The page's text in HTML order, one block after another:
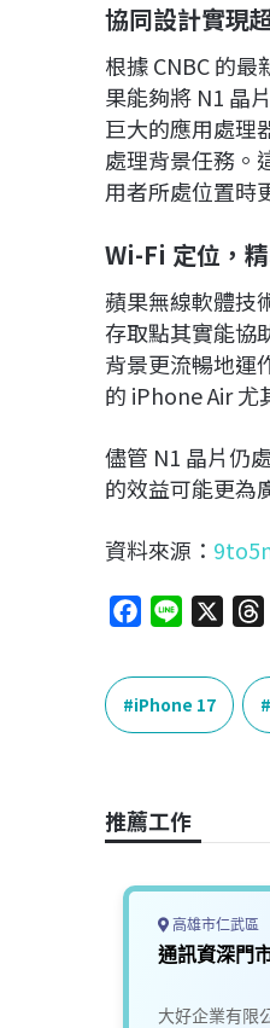
協同設計實現
根據 CNBC 的
果能夠將 N1 晶
巨大的應用處理
處理背景任務。
用者所處位置時
Wi-Fi 定位，
蘋果無線軟體技
存取點其實能協
背景更流暢地運
的 iPhone Air 尤
儘管 N1 晶片仍
的效益可能更為
資料來源：
c
e
b
k
n
e
r
iPhone 17
推薦工作
高雄市仁武區
通訊資深門
大好企業有限